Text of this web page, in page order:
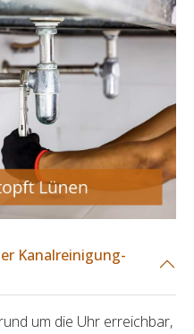
Kanalreinigung-
um die Uhr erreichbar,